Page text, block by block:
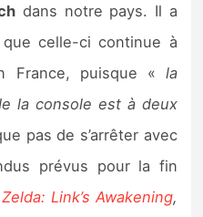
Switch 2
dans notre pays. Il a
celle-ci continue à
France, puisque « la
la console est à deux
pas de s’arrêter avec
prévus pour la fin
Link’s Awakening,